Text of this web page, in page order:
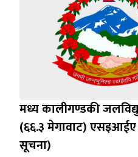
मध्य कालीगण्डकी
(६६.३ मेगावाट)
सूचना)